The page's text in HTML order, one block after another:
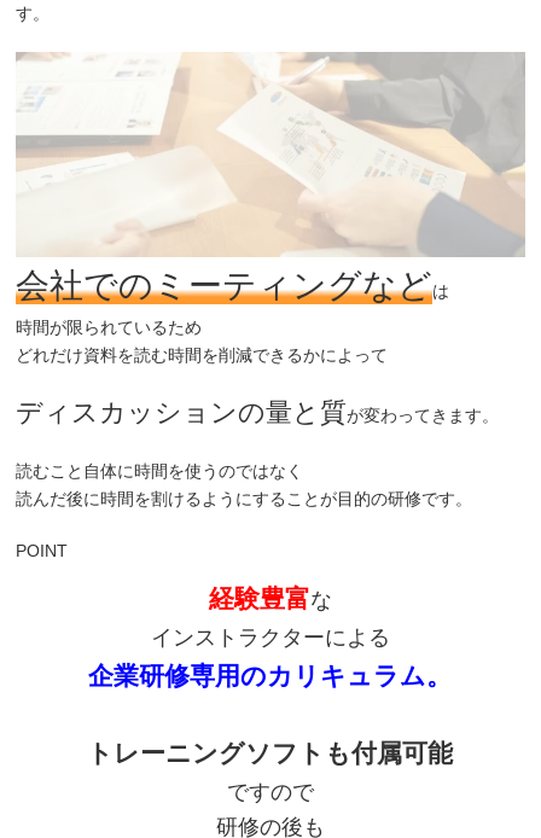
す。
会社でのミーティングなどは
時間が限られているため
どれだけ資料を読む時間を削減できるかによって
ディスカッションの量と質が変わってきます。
読むこと自体に時間を使うのではなく
読んだ後に時間を割けるようにすることが目的の研修です。
POINT
経験豊富な
インストラクターによる
企業研修専用のカリキュラム。
トレーニングソフトも付属可能
ですので
研修の後も